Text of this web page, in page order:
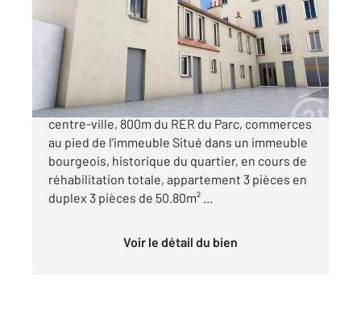
Appartement Duplex à vendre
257 250 €
SAINT-MAUR, quartier Adamville, en plein
centre-ville, 800m du RER du Parc, commerces
au pied de l'immeuble Situé dans un immeuble
bourgeois, historique du quartier, en cours de
réhabilitation totale, appartement 3 pièces en
duplex 3 pièces de 50.80m² ...
Voir le détail du bien